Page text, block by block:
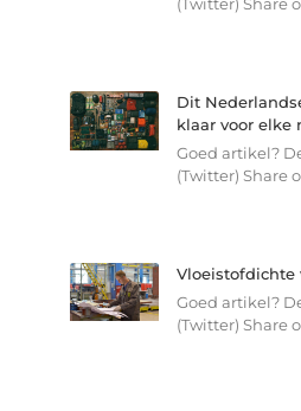
Dit
klaar voor elke
Goed artikel?
(Twitter) Share
Vloeistofdichte
Goed artikel?
(Twitter) Share